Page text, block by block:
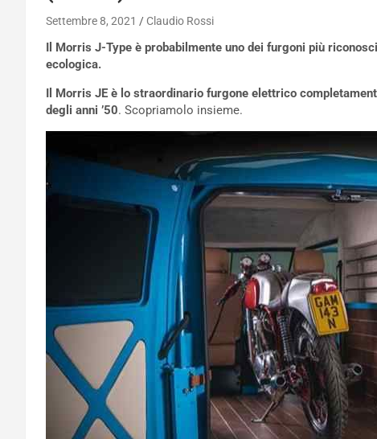
Settembre 8, 2021 Claudio Rossi
Il Morris J-Type è probabilmente uno dei furgoni più
ecologica.
Il Morris JE è lo straordinario furgone elettrico
degli anni ’50. Scopriamolo insieme.